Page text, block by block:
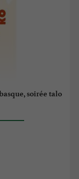
soirée talo